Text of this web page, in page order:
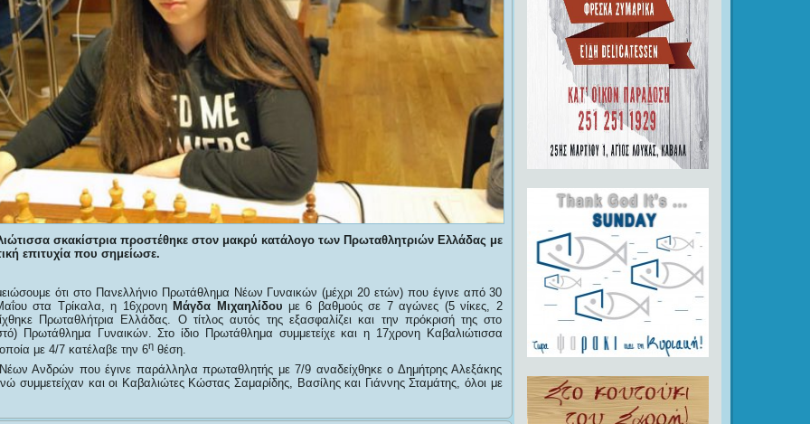
σκακίστρια προστέθηκε στον μακρύ κατάλογο των Πρωταθλητριών Ελλάδας με
επιτυχία που σημείωσε.
ότι στο Πανελλήνιο Πρωτάθλημα Νέων Γυναικών (μέχρι 20 ετών) που έγινε από 30
στα Τρίκαλα, η 16χρονη Μάγδα Μιχαηλίδου με 6 βαθμούς σε 7 αγώνες (5 νίκες, 2
Πρωταθλήτρια Ελλάδας. Ο τίτλος αυτός της εξασφαλίζει και την πρόκρισή της στο
Πρωτάθλημα Γυναικών. Στο ίδιο Πρωτάθλημα συμμετείχε και η 17χρονη Καβαλιώτισσα
με 4/7 κατέλαβε την 6ηθέση.
Ανδρών που έγινε παράλληλα πρωταθλητής με 7/9 αναδείχθηκε ο Δημήτρης Αλεξάκης
συμμετείχαν και οι Καβαλιώτες Κώστας Σαμαρίδης, Βασίλης και Γιάννης Σταμάτης, όλοι με